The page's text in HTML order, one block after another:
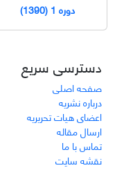
دوره 1 (1390)
دسترسی سریع
صفحه اصلی
درباره نشریه
اعضای هیات تحریریه
ارسال مقاله
تماس با ما
نقشه سایت